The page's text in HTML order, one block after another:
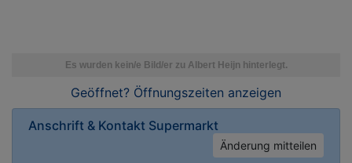
Geöffnet? Öffnungszeiten anzeigen
Anschrift & Kontakt Supermarkt
Änderung mitteilen